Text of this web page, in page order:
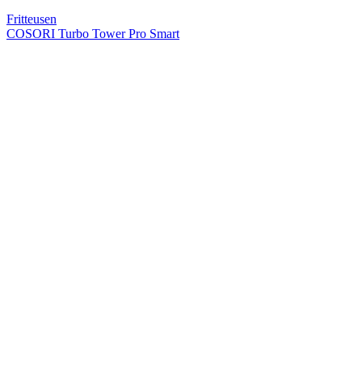
Fritteusen
COSORI Turbo Tower Pro Smart